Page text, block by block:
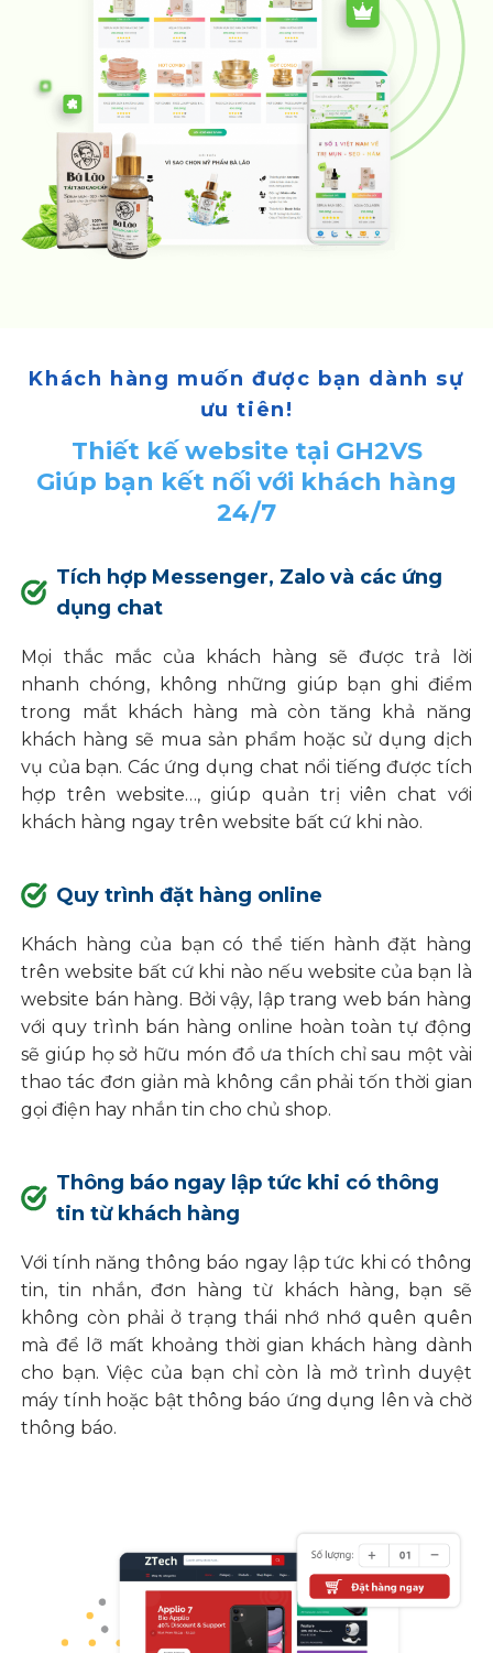
Khách hàng muốn được bạn dành sự
ưu tiên!
Thiết kế website tại GH2VS
Giúp bạn kết nối với khách hàng
24/7
Tích hợp Messenger, Zalo và các ứng
dụng chat
Mọi thắc mắc của khách hàng sẽ được trả lời
nhanh chóng, không những giúp bạn ghi điểm
trong mắt khách hàng mà còn tăng khả năng
khách hàng sẽ mua sản phẩm hoặc sử dụng dịch
vụ của bạn. Các ứng dụng chat nổi tiếng được tích
hợp trên website…, giúp quản trị viên chat với
khách hàng ngay trên website bất cứ khi nào.
Quy trình đặt hàng online
Khách hàng của bạn có thể tiến hành đặt hàng
trên website bất cứ khi nào nếu website của bạn là
website bán hàng. Bởi vậy, lập trang web bán hàng
với quy trình bán hàng online hoàn toàn tự động
sẽ giúp họ sở hữu món đồ ưa thích chỉ sau một vài
thao tác đơn giản mà không cần phải tốn thời gian
gọi điện hay nhắn tin cho chủ shop.
Thông báo ngay lập tức khi có thông
tin từ khách hàng
Với tính năng thông báo ngay lập tức khi có thông
tin, tin nhắn, đơn hàng từ khách hàng, bạn sẽ
không còn phải ở trạng thái nhớ nhớ quên quên
mà để lỡ mất khoảng thời gian khách hàng dành
cho bạn. Việc của bạn chỉ còn là mở trình duyệt
máy tính hoặc bật thông báo ứng dụng lên và chờ
thông báo.